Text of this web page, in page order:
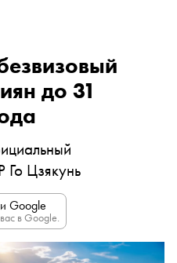
до 31
Цзякунь
Google
в Google.